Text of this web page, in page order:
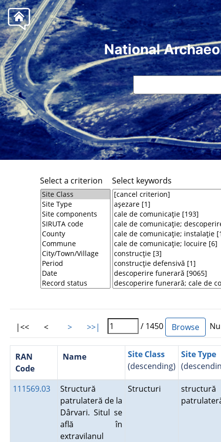
National
Select a criterion Select keywords
|<< < > >>| / 1450
RAN
Code
Name
Site Class
(descending)
Site Type
111569.03
Structură
patrulateră de la
Dârvari. Situl se
află în
extravilanul
Structuri
structură